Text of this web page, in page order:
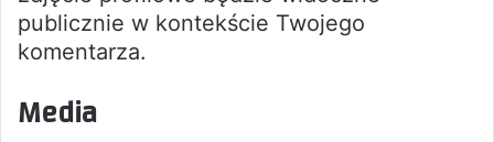
publicznie w kontekście Twojego
komentarza.
Media